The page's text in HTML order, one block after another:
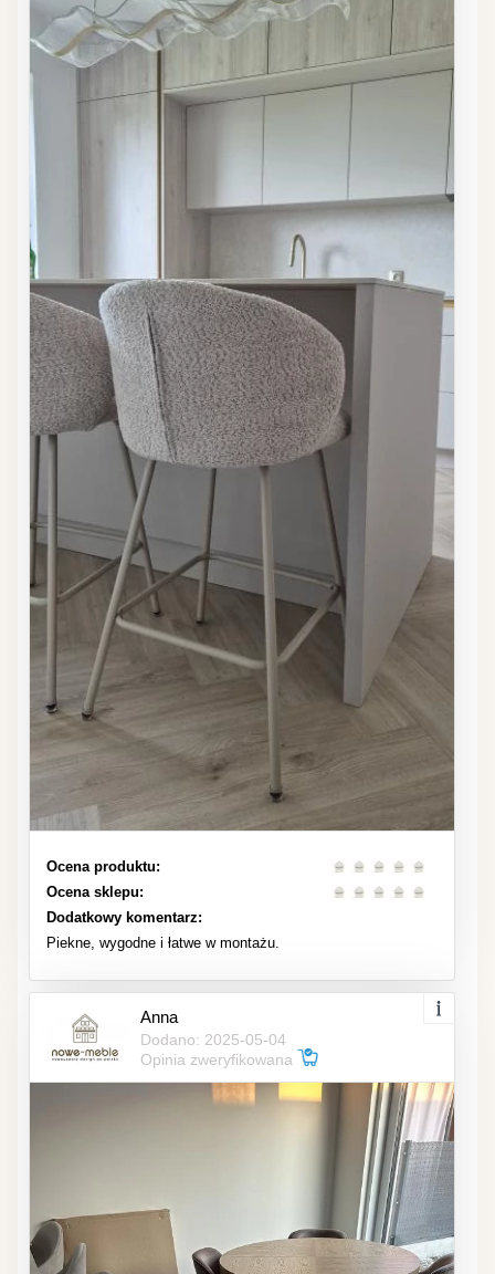
Ocena produktu:
Ocena sklepu:
Dodatkowy komentarz:
Piekne, wygodne i łatwe w montażu.
Anna
Dodano: 2025-05-04
Opinia zweryfikowana